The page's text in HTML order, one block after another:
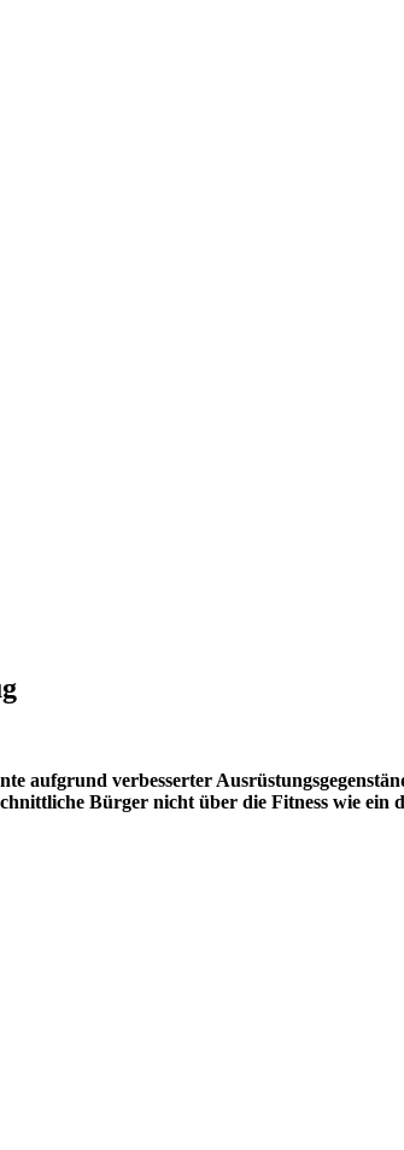
verbesserter
Bürger nicht über die Fitness wie